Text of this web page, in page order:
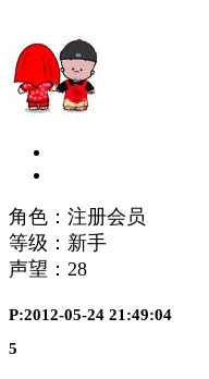
角色：注册会员
等级：新手
声望： 28
P:2012-05-24 21:49:04
5